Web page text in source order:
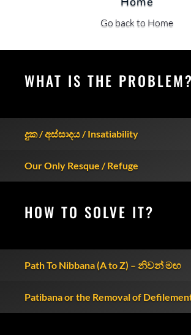
Go back to Home
WHAT IS THE PROBLEM?
දුක / අස්සාදය / Insatiability
Our Only Resque / Refuge
HOW TO SOLVE IT?
Path To Nibbana (A to Z) – නිවන් මඟ
Patibana or the Removal of